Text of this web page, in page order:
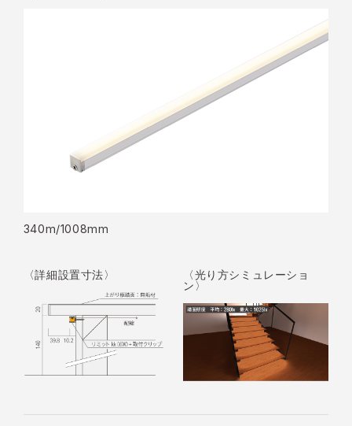
340m/1008mm
〈詳細設置寸法〉
〈光り方シミュレーショ
ン〉